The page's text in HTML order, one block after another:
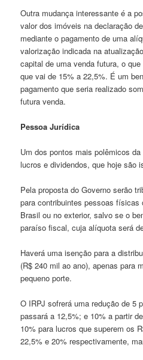
Outra mudança interessante é a
valor dos imóveis na declaração
mediante o pagamento de uma
valorização indicada na
capital de uma venda futura, o
que vai de 15% a 22,5%. É um
pagamento que seria realizado
futura venda.
Pessoa Jurídica
Um dos pontos mais polêmicos
lucros e dividendos, que hoje são
Pela proposta do Governo serão
para contribuintes pessoas
Brasil ou no exterior, salvo se o
paraíso fiscal, cuja alíquota será
Haverá uma isenção para a
(R$ 240 mil ao ano), apenas para
pequeno porte.
O IRPJ sofrerá uma redução de 5
passará a 12,5%; e 10% a partir
10% para lucros que superem os
22,5% e 20% respectivamente,